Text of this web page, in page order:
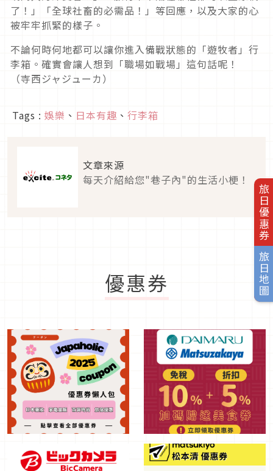
旅日優惠券
旅日地圖
了！」「全球社畜的必需品！」等回應，以及大家的心
被牢牢抓緊的樣子。
不論何時何地都可以讓你進入備戰狀態的「遊牧者」行
李箱。確實會讓人想到「職場如戰場」這句話呢！
（寺西ジャジューカ）
Tags : 娛樂 、 日本有趣 、 行李箱
文章來源
每天介紹給您"巷子內"的生活小梗！
優惠券